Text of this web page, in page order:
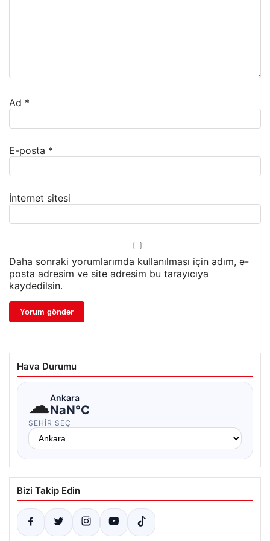
Ad *
E-posta *
İnternet sitesi
Daha sonraki yorumlarımda kullanılması için adım, e-
posta adresim ve site adresim bu tarayıcıya
kaydedilsin.
Hava Durumu
☁Ankara
NaN°C
ŞEHIR SEÇ
Bizi Takip Edin